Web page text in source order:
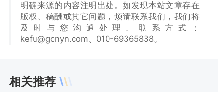
明确来源的内容注明出处。如发现本站文章存在
版权、稿酬或其它问题，烦请联系我们，我们将
及时与您沟通处理。联系方式：
kefu@gonyn.com、010-69365838。
相关推荐